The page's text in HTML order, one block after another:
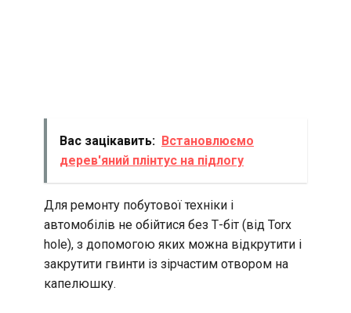
Вас зацікавить: Встановлюємо
дерев'яний плінтус на підлогу
Для ремонту побутової техніки і
автомобілів не обійтися без Т-біт (від Torx
hole), з допомогою яких можна відкрутити і
закрутити гвинти із зірчастим отвором на
капелюшку.